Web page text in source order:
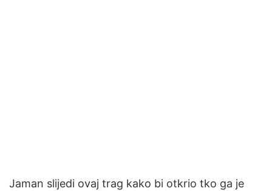
Jaman slijedi ovaj trag kako bi otkrio tko ga je